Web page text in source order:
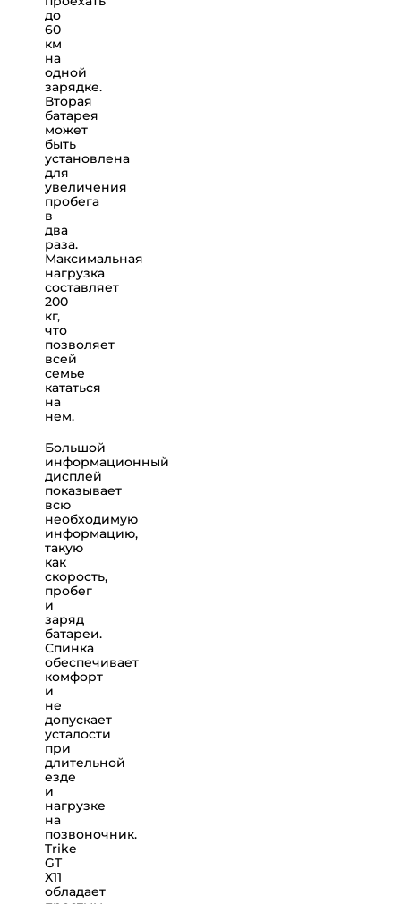
до
60
км
на
одной
зарядке.
Вторая
батарея
может
быть
установлена
для
увеличения
пробега
в
два
раза.
Максимальная
нагрузка
составляет
200
кг,
что
позволяет
всей
семье
кататься
на
нем.
Большой
информационный
дисплей
показывает
всю
необходимую
информацию,
такую
как
скорость,
пробег
и
заряд
батареи.
Спинка
обеспечивает
комфорт
и
не
допускает
усталости
при
длительной
езде
и
нагрузке
на
позвоночник.
Trike
GT
X11
обладает